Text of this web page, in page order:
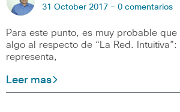
31 October 2017 - 0 comentarios
Para este punto, es muy probable
algo al respecto de “La Red. Intuitiva”:
representa,
Leer mas